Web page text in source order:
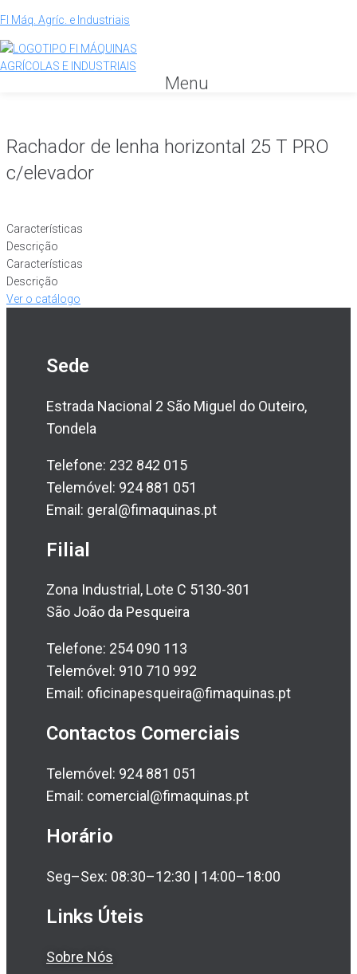
FI Máq. Agríc. e Industriais
Menu
Rachador de lenha horizontal 25 T PRO
c/elevador
Características
Descrição
Características
Descrição
Ver o catálogo
Sede
Estrada Nacional 2 São Miguel do Outeiro,
Tondela
Telefone: 232 842 015
Telemóvel: 924 881 051
Email: geral@fimaquinas.pt
Filial
Zona Industrial, Lote C 5130-301
São João da Pesqueira
Telefone: 254 090 113
Telemóvel: 910 710 992
Email: oficinapesqueira@fimaquinas.pt
Contactos Comerciais
Telemóvel: 924 881 051
Email: comercial@fimaquinas.pt
Horário
Seg–Sex: 08:30–12:30 | 14:00–18:00
Links Úteis
Sobre Nós